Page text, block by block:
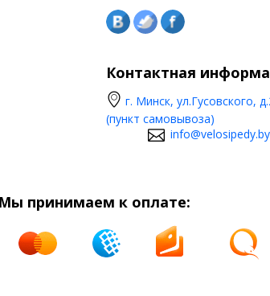
Контактная
г. Минск, ул.Гусовского,
(пункт самовывоза)
info@velosipedy.by
Мы принимаем к оплате: